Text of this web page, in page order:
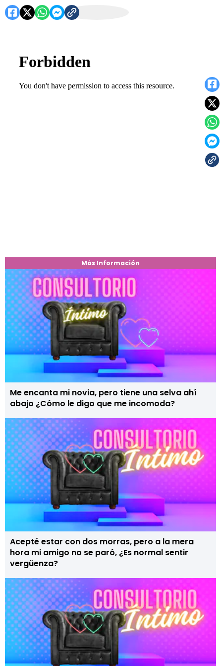
Más Información
Me encanta mi novia, pero tiene una selva ahí
abajo ¿Cómo le digo que me incomoda?
Acepté estar con dos morras, pero a la mera
hora mi amigo no se paró, ¿Es normal sentir
vergüenza?